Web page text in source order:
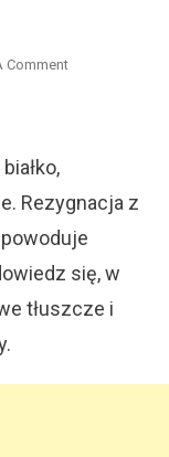
CommentOn
Rezygnacja z
się, w
tłuszcze i